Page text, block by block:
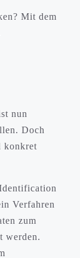
Mit dem
nun
Doch
konkret
Verfahren
zum
werden.